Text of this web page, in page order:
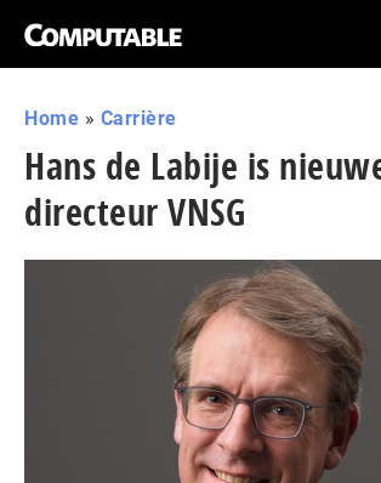
Home » Carrière
Hans de Labije is
directeur VNSG